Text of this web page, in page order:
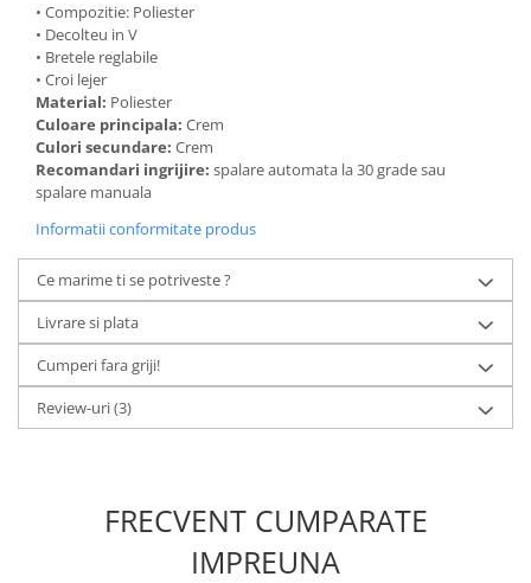
• Compozitie: Poliester
• Decolteu in V
• Bretele reglabile
• Croi lejer
Material: Poliester
Culoare principala: Crem
Culori secundare: Crem
Recomandari ingrijire: spalare automata la 30 grade sau
spalare manuala
Informatii conformitate produs
Ce marime ti se potriveste ?
Livrare si plata
Cumperi fara griji!
Review-uri(3)
FRECVENT CUMPARATE
IMPREUNA